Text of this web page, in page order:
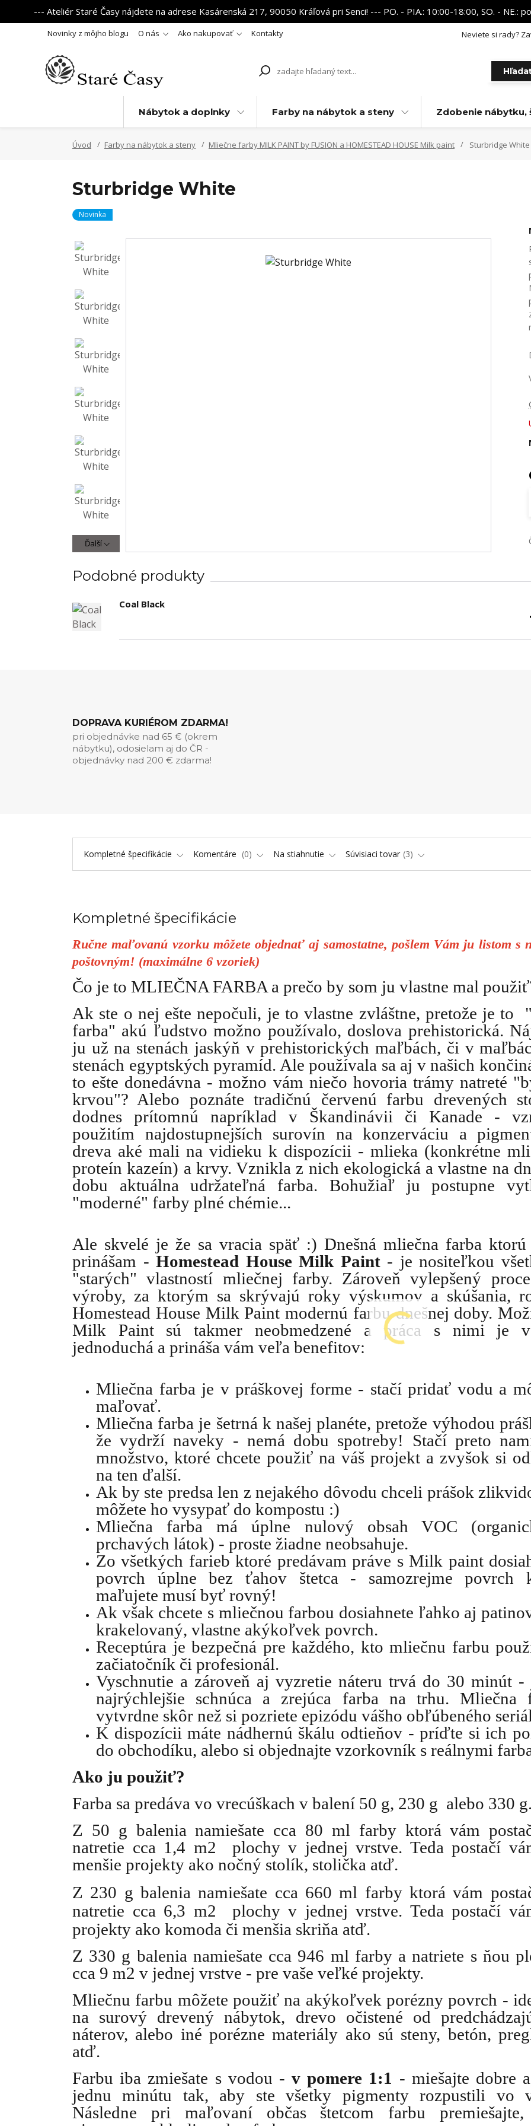
--- Ateliér Staré Časy nájdete na adrese Kasárenská 217, 90050 Kráľová pri Senci! --- PO. - PIA.: 10:00-18:00, SO. -
Novinky z môjho blogu O nás Ako nakupovať Kontakty Neviete si rady?
Nábytok a doplnky Farby na nábytok a steny Zdobenie nábytku,
Úvod Farby na nábytok a steny Mliečne farby MILK PAINT by FUSION a HOMESTEAD HOUSE Milk paint Sturbridge White
Sturbridge White
Novinka
Ďalší
Podobné produkty
Coal Black
DOPRAVA KURIÉROM ZDARMA!
pri objednávke nad 65 € (okrem
nábytku), odosielam aj do ČR -
objednávky nad 200 € zdarma!
Kompletné špecifikácie Komentáre 0 Na stiahnutie Súvisiaci tovar 3
Kompletné špecifikácie
Ručne maľovanú vzorku môžete objednať aj samostatne, pošlem Vám ju listom s
poštovným! (maximálne 6 vzoriek)
Čo je to MLIEČNA FARBA a prečo by som ju vlastne mal
Ak ste o nej ešte nepočuli, je to vlastne zvláštne, pretože je to
farba" akú ľudstvo možno používalo, doslova prehistorická.
ju už na stenách jaskýň v prehistorických maľbách, či v
stenách egyptských pyramíd. Ale používala sa aj v našich
to ešte donedávna - možno vám niečo hovoria trámy natreté
krvou"? Alebo poznáte tradičnú červenú farbu drevených
dodnes prítomnú napríklad v Škandinávii či Kanade -
použitím najdostupnejších surovín na konzerváciu a
dreva aké mali na vidieku k dispozícii - mlieka (konkrétne
proteín kazeín) a krvy. Vznikla z nich ekologická a vlastne na
dobu aktuálna udržateľná farba. Bohužiaľ ju postupne
"moderné" farby plné chémie...
Ale skvelé je že sa vracia späť :) Dnešná mliečna farba
prinášam -Homestead House Milk Paint- je nositeľkou
"starých" vlastností mliečnej farby. Zároveň vylepšený
výroby, za ktorým sa skrývajú roky výskumov a skúšania,
Homestead House Milk Paint modernú farbu dnešnej doby.
Milk Paint sú takmer neobmedzené a práca s nimi je
jednoduchá a prináša vám veľa benefitov:
Mliečna farba je v práškovej forme - stačí pridať vodu a
maľovať.
Mliečna farba je šetrná k našej planéte, pretože výhodou
že vydrží naveky - nemá dobu spotreby! Stačí preto
množstvo, ktoré chcete použiť na váš projekt a zvyšok si
na ten ďalší.
Ak by ste predsa len z nejakého dôvodu chceli prášok
môžete ho vysypať do kompostu :)
Mliečna farba má úplne nulový obsah VOC
prchavých látok) - proste žiadne neobsahuje.
Zo všetkých farieb ktoré predávam práve s Milk paint
povrch úplne bez ťahov štetca - samozrejme povrch
maľujete musí byť rovný!
Ak však chcete s mliečnou farbou dosiahnete ľahko aj
krakelovaný, vlastne akýkoľvek povrch.
Receptúra je bezpečná pre každého, kto mliečnu farbu
začiatočník či profesionál.
Vyschnutie a zároveň aj vyzretie náteru trvá do 30 minút
najrýchlejšie schnúca a zrejúca farba na trhu. Mliečna
vytvrdne skôr než si pozriete epizódu vášho obľúbeného
K dispozícii máte nádhernú škálu odtieňov - príďte si ich
do obchodíku, alebo si objednajte vzorkovník s reálnymi
Ako ju použiť?
Farba sa predáva vo vrecúškach v balení 50 g, 230 g alebo 330
Z 50 g balenia namiešate cca 80 ml farby ktorá vám
natretie cca 1,4 m2 plochy v jednej vrstve. Teda postačí
menšie projekty ako nočný stolík, stolička atď.
Z 230 g balenia namiešate cca 660 ml farby ktorá vám
natretie cca 6,3 m2 plochy v jednej vrstve. Teda postačí
projekty ako komoda či menšia skriňa atď.
Z 330 g balenia namiešate cca 946 ml farby a natriete s ňou
cca 9 m2 v jednej vrstve - pre vaše veľké projekty.
Mliečnu farbu môžete použiť na akýkoľvek porézny povrch -
na surový drevený nábytok, drevo očistené od
náterov, alebo iné porézne materiály ako sú steny, betón,
atď.
Farbu iba zmiešate s vodou - v pomere 1:1 - miešajte dobre
jednu minútu tak, aby ste všetky pigmenty rozpustili vo
Následne pri maľovaní občas štetcom farbu